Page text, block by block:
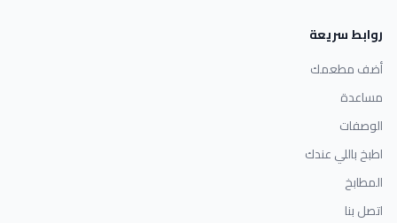
روابط سريعة
أضف مطعمك
مساعدة
الوصفات
اطبخ باللي عندك
المطابخ
اتصل بنا